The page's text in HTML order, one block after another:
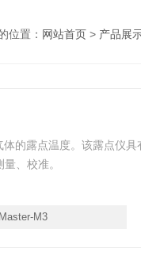
位置： 网站首页 > 产品展
的露点温度。该露点仪具
、校准。
M3